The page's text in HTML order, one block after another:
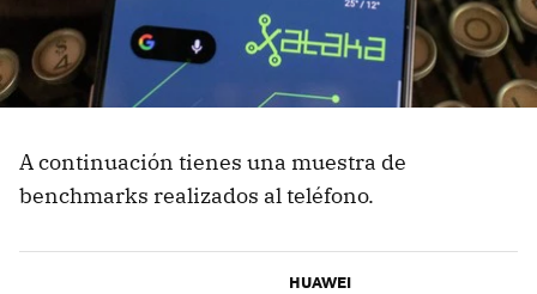
A continuación tienes una muestra de
benchmarks realizados al teléfono.
HUAWEI